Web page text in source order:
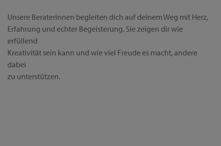
Unsere Beraterinnen begleiten dich auf deinem Weg mit Herz,
Erfahrung und echter Begeisterung. Sie zeigen dir wie
erfüllend
Kreativität sein kann und wie viel Freude es macht, andere
dabei
zu unterstützen.